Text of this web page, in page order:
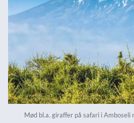
Mød bl.a. giraffer på safari i Amboseli